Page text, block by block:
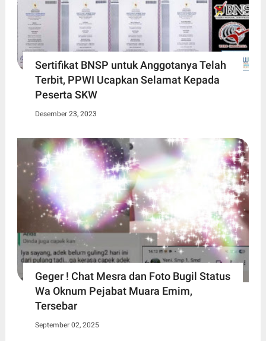
Sertifikat BNSP untuk Anggotanya Telah
Terbit, PPWI Ucapkan Selamat Kepada
Peserta SKW
Desember 23, 2023
Geger ! Chat Mesra dan Foto Bugil Status
Wa Oknum Pejabat Muara Emim,
Tersebar
September 02, 2025